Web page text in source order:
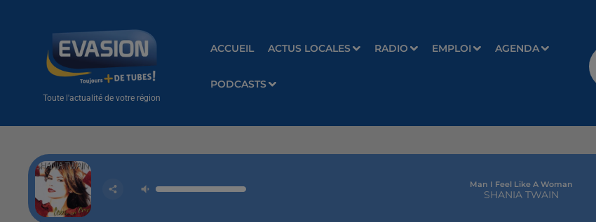
Toute l'actualité de votre région
ACCUEIL ACTUS LOCALES RADIO EMPLOI AGENDA
PODCASTS
Man I Feel Like A Woman
SHANIA TWAIN